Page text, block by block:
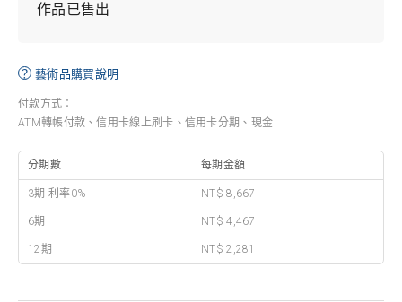
作品已售出
？ 藝術品購買說明
付款方式：
ATM轉帳付款、信用卡線上刷卡、信用卡分期、現金
分期數 每期金額
3期 利率0% NT$ 8,667
6期 NT$ 4,467
12期 NT$ 2,281